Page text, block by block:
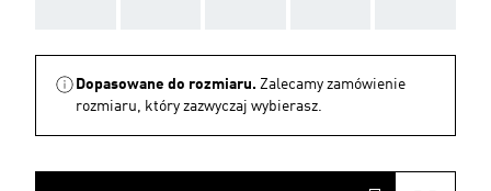
Dopasowane do rozmiaru. Zalecamy zamówienie
rozmiaru, który zazwyczaj wybierasz.